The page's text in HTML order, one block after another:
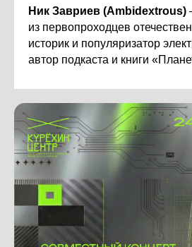
Ник Завриев (Ambidextrous)
из первопроходцев
историк и популяризатор
автор подкаста и книги